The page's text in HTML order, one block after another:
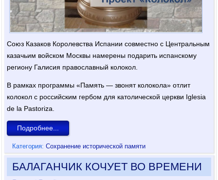
Союз Казаков Королевства Испании совместно с Центральным
казачьим войском Москвы намерены подарить испанскому
региону Галисия православный колокол.
В рамках программы «Память — звонят колокола» отлит
колокол с российским гербом для католической церкви Iglesia
de la Pastoriza.
Подробнее...
Категория:Сохранение исторической памяти
БАЛАГАНЧИК КОЧУЕТ ВО ВРЕМЕНИ